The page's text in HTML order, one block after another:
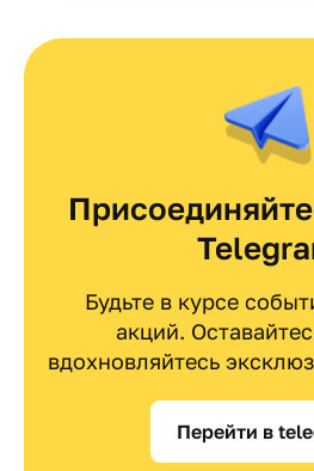
Будьте в курсе
акций.
вдохновляйтесь
Перейти в